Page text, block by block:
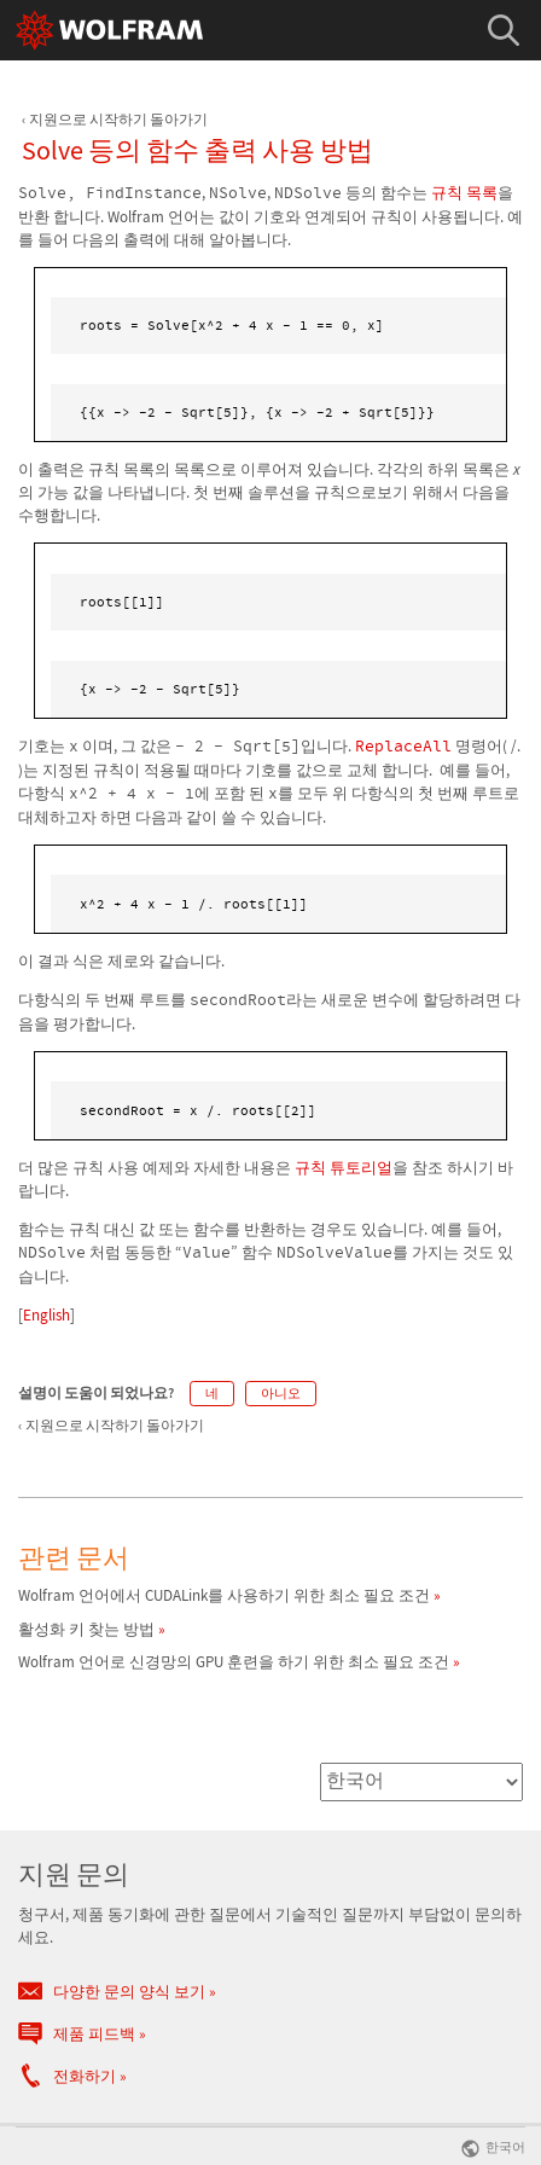
지원으로 시작하기 돌아가기
Solve 등의 함수 출력 사용 방법
Solve, FindInstance, NSolve, NDSolve 등의 함수는 규칙 목록을
반환 합니다. Wolfram 언어는 값이 기호와 연계되어 규칙이 사용됩니다. 예
를 들어 다음의 출력에 대해 알아봅니다.
roots = Solve[x^2 + 4 x - 1 == 0, x]
{{x -> -2 - Sqrt[5]}, {x -> -2 + Sqrt[5]}}
이 출력은 규칙 목록의 목록으로 이루어져 있습니다. 각각의 하위 목록은x
의 가능 값을 나타냅니다. 첫 번째 솔루션을 규칙으로보기 위해서 다음을
수행합니다.
roots[[1]]
{x -> -2 - Sqrt[5]}
기호는 x 이며, 그 값은 - 2 - Sqrt[5] 입니다. ReplaceAll 명령어( /.
)는 지정된 규칙이 적용될 때마다 기호를 값으로 교체 합니다. 예를 들어,
다항식 x^2 + 4 x - 1에 포함 된 x를 모두 위 다항식의 첫 번째 루트로
대체하고자 하면 다음과 같이 쓸 수 있습니다.
x^2 + 4 x - 1 /. roots[[1]]
이 결과 식은 제로와 같습니다.
다항식의 두 번째 루트를 secondRoot라는 새로운 변수에 할당하려면 다
음을 평가합니다.
secondRoot = x /. roots[[2]]
더 많은 규칙 사용 예제와 자세한 내용은 규칙 튜토리얼을 참조 하시기 바
랍니다.
함수는 규칙 대신 값 또는 함수를 반환하는 경우도 있습니다. 예를 들어,
NDSolve 처럼 동등한 “Value” 함수 NDSolveValue를 가지는 것도 있
습니다.
[English]
설명이 도움이 되었나요? 네 아니오
지원으로 시작하기 돌아가기
관련 문서
Wolfram 언어에서 CUDALink를 사용하기 위한 최소 필요 조건
활성화 키 찾는 방법
Wolfram 언어로 신경망의 GPU 훈련을 하기 위한 최소 필요 조건
지원 문의
청구서, 제품 동기화에 관한 질문에서 기술적인 질문까지 부담없이 문의하
세요.
다양한 문의 양식 보기
제품 피드백
전화하기
한국어